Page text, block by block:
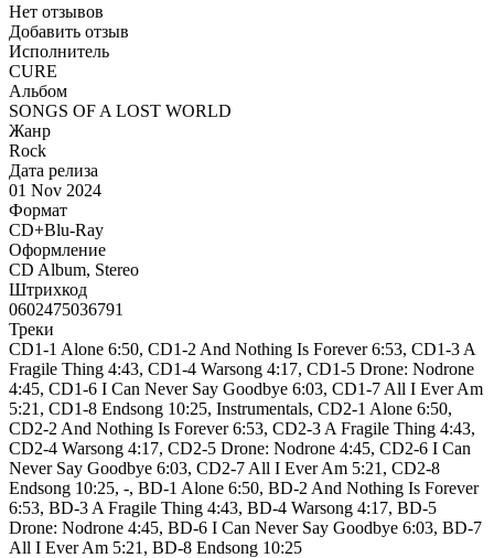
Нет отзывов
Добавить отзыв
Исполнитель
CURE
Альбом
SONGS OF A LOST WORLD
Жанр
Rock
Дата релиза
01 Nov 2024
Формат
CD+Blu-Ray
Оформление
CD Album, Stereo
Штрихкод
0602475036791
Треки
CD1-1 Alone 6:50, CD1-2 And Nothing Is Forever 6:53, CD1-3 A
Fragile Thing 4:43, CD1-4 Warsong 4:17, CD1-5 Drone: Nodrone
4:45, CD1-6 I Can Never Say Goodbye 6:03, CD1-7 All I Ever Am
5:21, CD1-8 Endsong 10:25, Instrumentals, CD2-1 Alone 6:50,
CD2-2 And Nothing Is Forever 6:53, CD2-3 A Fragile Thing 4:43,
CD2-4 Warsong 4:17, CD2-5 Drone: Nodrone 4:45, CD2-6 I Can
Never Say Goodbye 6:03, CD2-7 All I Ever Am 5:21, CD2-8
Endsong 10:25, -, BD-1 Alone 6:50, BD-2 And Nothing Is Forever
6:53, BD-3 A Fragile Thing 4:43, BD-4 Warsong 4:17, BD-5
Drone: Nodrone 4:45, BD-6 I Can Never Say Goodbye 6:03, BD-7
All I Ever Am 5:21, BD-8 Endsong 10:25